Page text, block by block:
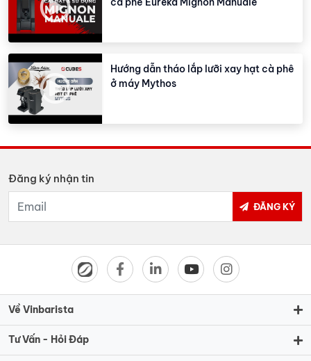
Hướng dẫn tháo lắp lưỡi xay hạt cà phê
ở máy Mythos
Đăng ký nhận tin
ĐĂNG KÝ
Về Vinbarista
Tư Vấn - Hỏi Đáp